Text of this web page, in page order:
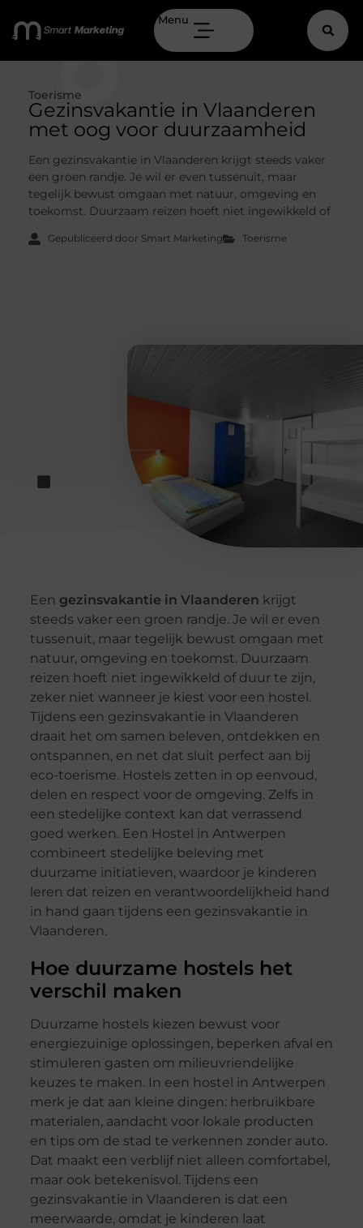
Menu
Toerisme
Gezinsvakantie in Vlaanderen
met oog voor duurzaamheid
Een gezinsvakantie in Vlaanderen krijgt steeds vaker
een groen randje. Je wil er even tussenuit, maar
tegelijk bewust omgaan met natuur, omgeving en
toekomst. Duurzaam reizen hoeft niet ingewikkeld of
Gepubliceerd door Smart Marketing Toerisme
Een gezinsvakantie in Vlaanderen krijgt
steeds vaker een groen randje. Je wil er even
tussenuit, maar tegelijk bewust omgaan met
natuur, omgeving en toekomst. Duurzaam
reizen hoeft niet ingewikkeld of duur te zijn,
zeker niet wanneer je kiest voor een hostel.
Tijdens een gezinsvakantie in Vlaanderen
draait het om samen beleven, ontdekken en
ontspannen, en net dat sluit perfect aan bij
eco-toerisme. Hostels zetten in op eenvoud,
delen en respect voor de omgeving. Zelfs in
een stedelijke context kan dat verrassend
goed werken. Een Hostel in Antwerpen
combineert stedelijke beleving met
duurzame initiatieven, waardoor je kinderen
leren dat reizen en verantwoordelijkheid hand
in hand gaan tijdens een gezinsvakantie in
Vlaanderen.
Hoe duurzame hostels het
verschil maken
Duurzame hostels kiezen bewust voor
energiezuinige oplossingen, beperken afval en
stimuleren gasten om milieuvriendelijke
keuzes te maken. In een hostel in Antwerpen
merk je dat aan kleine dingen: herbruikbare
materialen, aandacht voor lokale producten
en tips om de stad te verkennen zonder auto.
Dat maakt een verblijf niet alleen comfortabel,
maar ook betekenisvol. Tijdens een
gezinsvakantie in Vlaanderen is dat een
meerwaarde, omdat je kinderen laat